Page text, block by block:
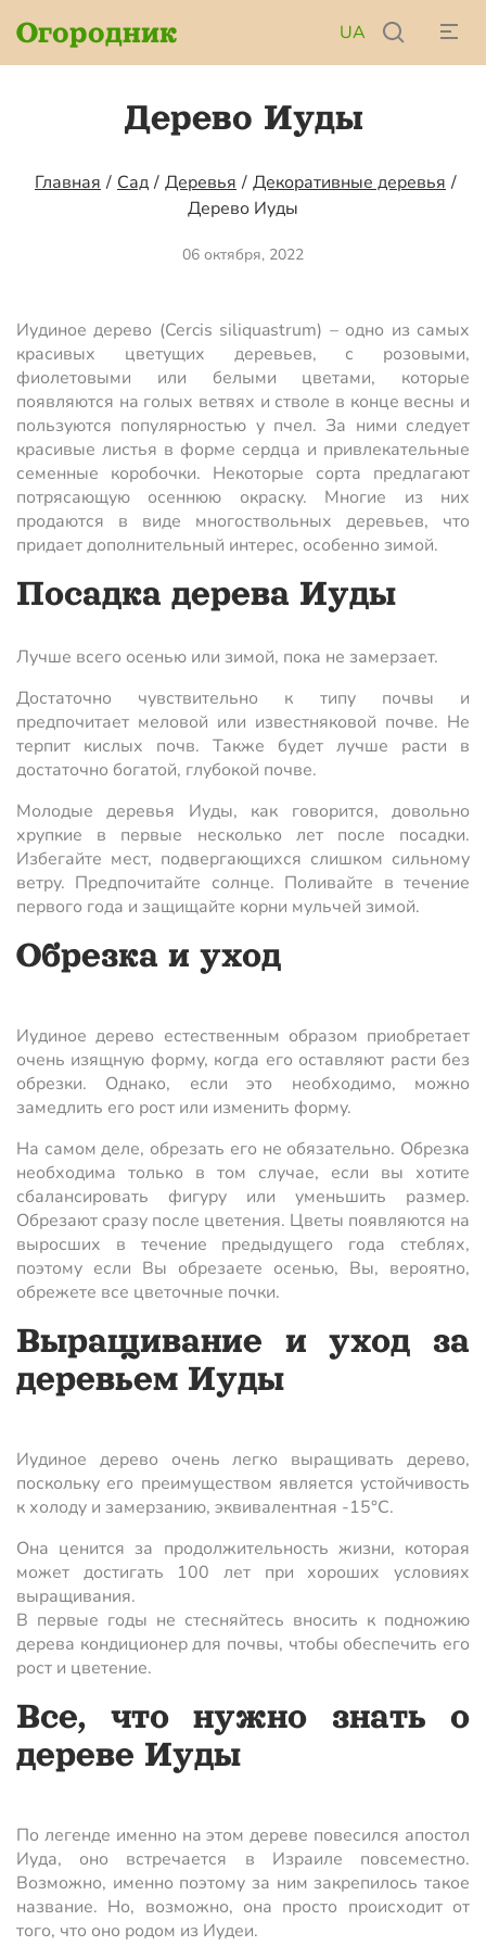
Огородник UA
Дерево Иуды
Главная / Сад / Деревья / Декоративные деревья /
Дерево Иуды
06 октября, 2022
Иудиное дерево (Cercis siliquastrum) – одно из самых
красивых цветущих деревьев, с розовыми,
фиолетовыми или белыми цветами, которые
появляются на голых ветвях и стволе в конце весны и
пользуются популярностью у пчел. За ними следует
красивые листья в форме сердца и привлекательные
семенные коробочки. Некоторые сорта предлагают
потрясающую осеннюю окраску. Многие из них
продаются в виде многоствольных деревьев, что
придает дополнительный интерес, особенно зимой.
Посадка дерева Иуды
Лучше всего осенью или зимой, пока не замерзает.
Достаточно чувствительно к типу почвы и
предпочитает меловой или известняковой почве. Не
терпит кислых почв. Также будет лучше расти в
достаточно богатой, глубокой почве.
Молодые деревья Иуды, как говорится, довольно
хрупкие в первые несколько лет после посадки.
Избегайте мест, подвергающихся слишком сильному
ветру. Предпочитайте солнце. Поливайте в течение
первого года и защищайте корни мульчей зимой.
Обрезка и уход
Иудиное дерево естественным образом приобретает
очень изящную форму, когда его оставляют расти без
обрезки. Однако, если это необходимо, можно
замедлить его рост или изменить форму.
На самом деле, обрезать его не обязательно. Обрезка
необходима только в том случае, если вы хотите
сбалансировать фигуру или уменьшить размер.
Обрезают сразу после цветения. Цветы появляются на
выросших в течение предыдущего года стеблях,
поэтому если Вы обрезаете осенью, Вы, вероятно,
обрежете все цветочные почки.
Выращивание и уход за
деревьем Иуды
Иудиное дерево очень легко выращивать дерево,
поскольку его преимуществом является устойчивость
к холоду и замерзанию, эквивалентная -15°C.
Она ценится за продолжительность жизни, которая
может достигать 100 лет при хороших условиях
выращивания.
В первые годы не стесняйтесь вносить к подножию
дерева кондиционер для почвы, чтобы обеспечить его
рост и цветение.
Все, что нужно знать о
дереве Иуды
По легенде именно на этом дереве повесился апостол
Иуда, оно встречается в Израиле повсеместно.
Возможно, именно поэтому за ним закрепилось такое
название. Но, возможно, она просто происходит от
того, что оно родом из Иудеи.